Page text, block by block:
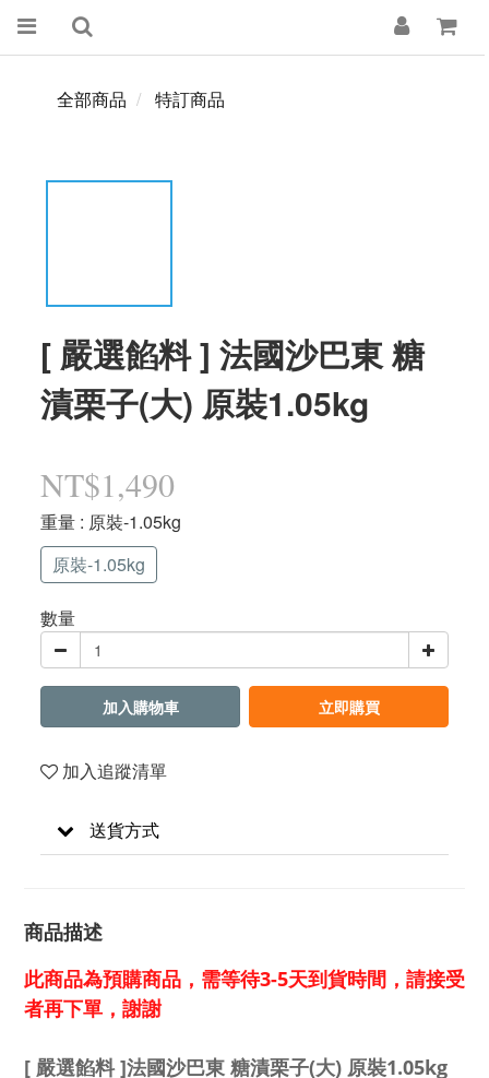
全部商品 特訂商品
[ 嚴選餡料 ] 法國沙巴東 糖
漬栗子(大) 原裝1.05kg
NT$1,490
重量 : 原裝-1.05kg
原裝-1.05kg
數量
加入購物車 立即購買
加入追蹤清單
送貨方式
商品描述
此商品為預購商品，需等待3-5天到貨時間，請接受
者再下單，謝謝
[ 嚴選餡料 ]法國沙巴東 糖漬栗子(大) 原裝1.05kg